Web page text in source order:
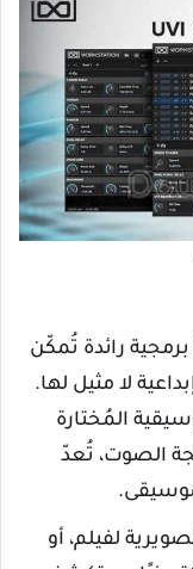
برمجية رائدة تُمكّن
لا مثيل لها.
المُختارة
الصوت، تُعدّ
لفيلم، أو